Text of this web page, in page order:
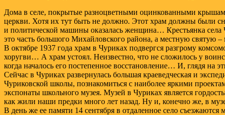
Дома в селе, покрытые разноцветными оцинкованными
церкви. Хотя их тут быть не должно. Этот храм должны были
и политической машины оказалась женщина… Крестьянка села
это часть большого Михайловского района, а местную
В октябре 1937 года храм в Чуриках подвергся разгрому
хоругви… А храм устоял. Неизвестно, что не сложилось у
когда началось его постепенное восстановление… И, глядя на
Сейчас в Чуриках развернулась большая краеведческая и
Чуриковской школы, познакомиться с наиболее яркими
экспонаты школьного музея. Музей в Чуриках является
как жили наши предки много лет назад. Ну и, конечно же, в
В день же ее памяти 14 сентября в отдаленное село